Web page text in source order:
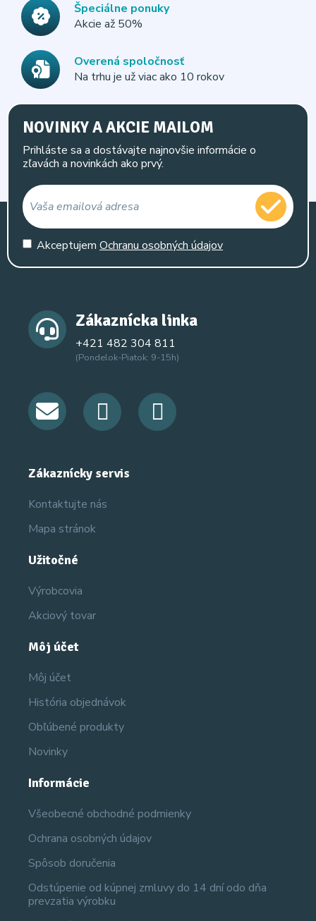
Špeciálne ponuky
Akcie až 50%
Overená spoločnosť
Na trhu je už viac ako 10 rokov
NOVINKY A AKCIE MAILOM
Prihláste sa a dostávajte najnovšie informácie o
zľavách a novinkách ako prvý.
Akceptujem Ochranu osobných údajov
Zákaznícka linka
+421 482 304 811
(Pondelok-Piatok: 9-15h)
Zákaznícky servis
Kontaktujte nás
Mapa stránok
Užitočné
Výrobcovia
Akciový tovar
Môj účet
Môj účet
História objednávok
Obľúbené produkty
Novinky
Informácie
Všeobecné obchodné podmienky
Ochrana osobných údajov
Spôsob doručenia
Odstúpenie od kúpnej zmluvy do 14 dní odo dňa
prevzatia výrobku